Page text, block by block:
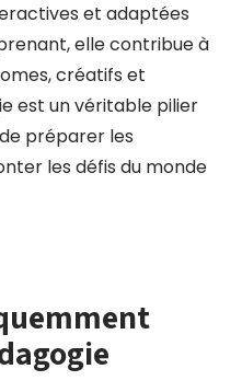
et adaptées
elle contribue à
créatifs et
est un véritable pilier
préparer les
les défis du monde